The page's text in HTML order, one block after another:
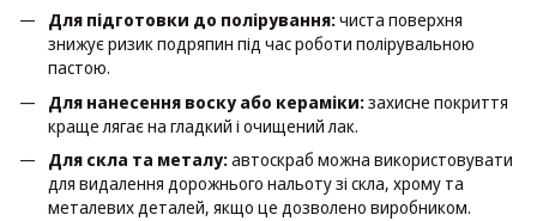
Для підготовки до полірування:чиста поверхня
знижує ризик подряпин під час роботи полірувальною
пастою.
Для нанесення воску або кераміки:захисне покриття
краще лягає на гладкий і очищений лак.
Для скла та металу:автоскраб можна використовувати
для видалення дорожнього нальоту зі скла, хрому та
металевих деталей, якщо це дозволено виробником.